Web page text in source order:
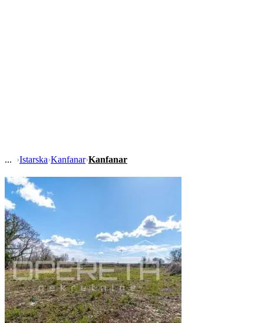
›Istarska›Kanfanar›Kanfanar